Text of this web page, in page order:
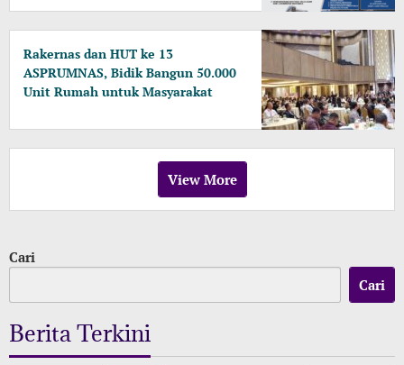
hingga KPK
Rakernas dan HUT ke 13
ASPRUMNAS, Bidik Bangun 50.000
Unit Rumah untuk Masyarakat
View More
Cari
Cari
Berita Terkini